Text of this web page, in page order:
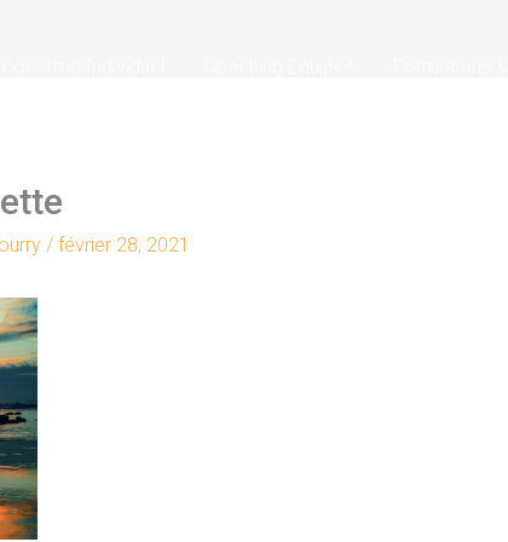
/ février 28, 2021